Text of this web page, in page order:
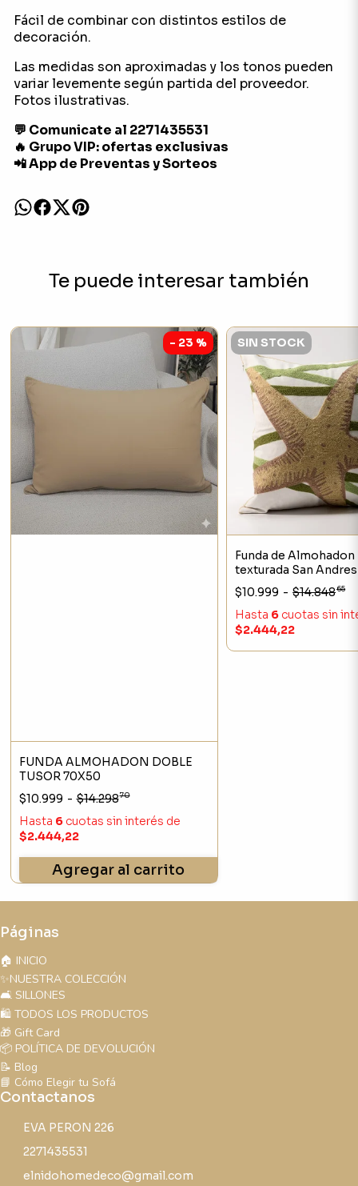
Fácil de combinar con distintos estilos de
decoración.
Las medidas son aproximadas y los tonos pueden
variar levemente según partida del proveedor.
Fotos ilustrativas.
💬 Comunicate al 2271435531
🔥 Grupo VIP: ofertas exclusivas
📲 App de Preventas y Sorteos
Te puede interesar también
- 23 %
FUNDA ALMOHADON DOBLE
TUSOR 70X50
$10.999 - $14.29870
Hasta 6cuotas sin interés de
$2.444,22
Agregar al carrito
SIN STOCK
Funda de
texturada San
$10.999 - $14.84865
Hasta 6 cuotas sin
$2.444,22
Páginas
🏠 INICIO
✨NUESTRA COLECCIÓN
🛋️ SILLONES
🛍️ TODOS LOS PRODUCTOS
🎁 Gift Card
📦 POLÍTICA DE DEVOLUCIÓN
📝 Blog
📘 Cómo Elegir tu Sofá
Contactanos
EVA PERON 226
2271435531
elnidohomedeco@gmail.com